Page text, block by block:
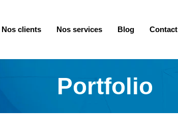
Nos clients Nos services Blog Contact
Portfolio